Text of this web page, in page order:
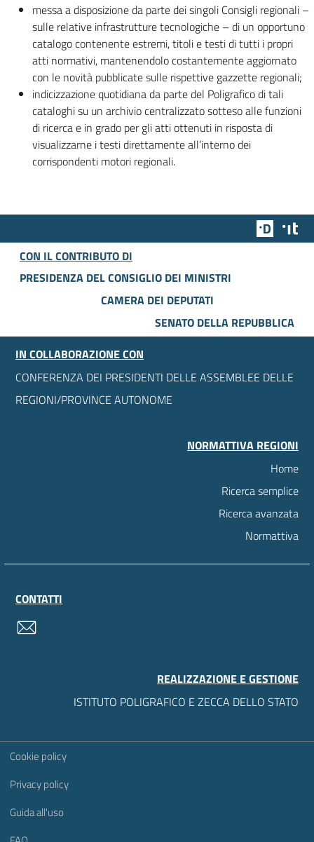
messa a disposizione da parte dei singoli Consigli regionali –
sulle relative infrastrutture tecnologiche – di un opportuno
catalogo contenente estremi, titoli e testi di tutti i propri
atti normativi, mantenendolo costantemente aggiornato
con le novità pubblicate sulle rispettive gazzette regionali;
indicizzazione quotidiana da parte del Poligrafico di tali
cataloghi su un archivio centralizzato sotteso alle funzioni
di ricerca e in grado per gli atti ottenuti in risposta di
visualizzarne i testi direttamente all’interno dei
corrispondenti motori regionali.
Team
CON IL CONTRIBUTO DI
PRESIDENZA DEL CONSIGLIO DEI MINISTRI
CAMERA DEI DEPUTATI
SENATO DELLA REPUBBLICA
IN COLLABORAZIONE CON
CONFERENZA DEI PRESIDENTI DELLE ASSEMBLEE DELLE
REGIONI/PROVINCE AUTONOME
NORMATTIVA REGIONI
Home
Ricerca semplice
Ricerca avanzata
Normattiva
CONTATTI
REALIZZAZIONE E GESTIONE
ISTITUTO POLIGRAFICO E ZECCA DELLO STATO
Sezione Link Utili
Cookie policy
Privacy policy
Guida all'uso